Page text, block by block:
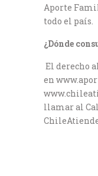
Aporte
todo el país.
¿Dónde
El derecho
en
llamar al